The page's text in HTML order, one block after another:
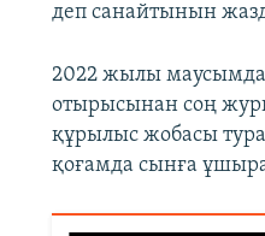
деп санайтынын
2022 жылы маусымда
отырысынан соң
құрылыс жобасы
қоғамда сынға